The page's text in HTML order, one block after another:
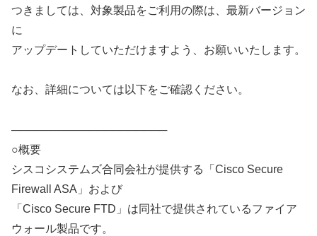
つきましては、対象製品をご利用の際は、最新バージョン
に
アップデートしていただけますよう、お願いいたします。
なお、詳細については以下をご確認ください。
────────────────────
○概要
シスコシステムズ合同会社が提供する「Cisco Secure
Firewall ASA」および
「Cisco Secure FTD」は同社で提供されているファイア
ウォール製品です。